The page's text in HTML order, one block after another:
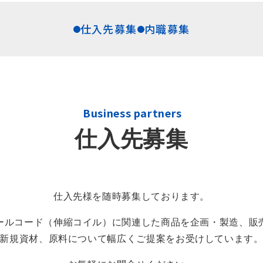
仕入先募集 内職募集
Business partners
仕入先募集
仕入先様を随時募集しております。
ルコード（伸縮コイル）に関連した商品を企画・製造、販
新規資材、原料について幅広くご提案をお受けしています。